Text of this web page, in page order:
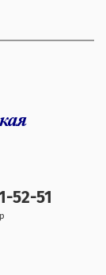
52-51